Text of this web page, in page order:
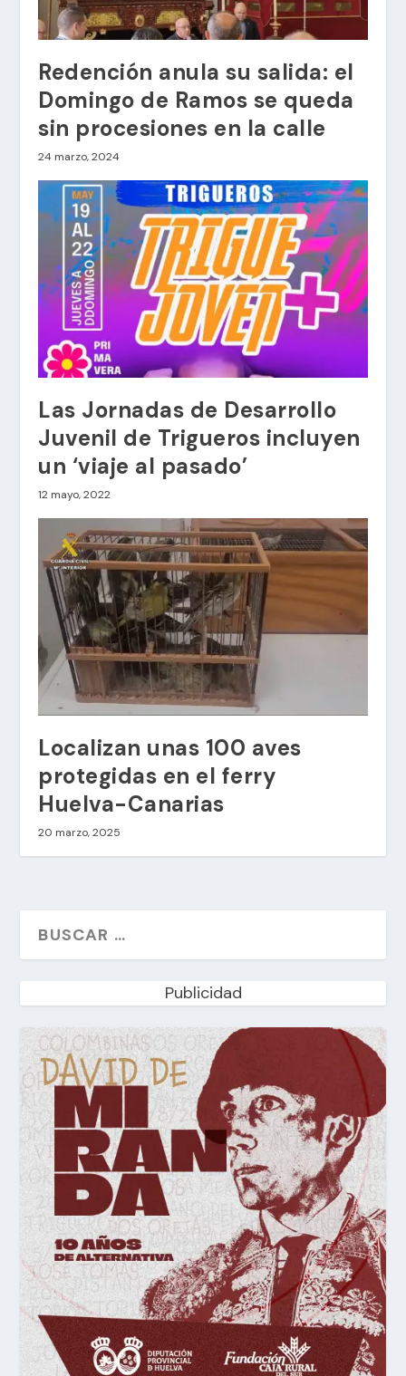
Redención anula su salida: el
Domingo de Ramos se queda
sin procesiones en la calle
24 marzo, 2024
Las Jornadas de Desarrollo
Juvenil de Trigueros incluyen
un ‘viaje al pasado’
12 mayo, 2022
Localizan unas 100 aves
protegidas en el ferry
Huelva-Canarias
20 marzo, 2025
Publicidad